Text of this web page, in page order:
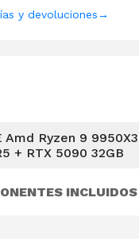
y devoluciones→
Amd Ryzen 9
+ RTX 5090 32GB
INCLUIDOS